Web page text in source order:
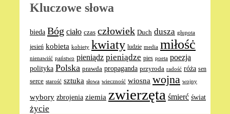
Kluczowe słowa
bieda Bóg ciało czas człowiek Duch dusza głupota
jesień kobieta kobiety kwiaty ludzie media miłośċ
nienawiść państwo pieniądz pieniądze pies poeta poezja
polityka Polska prawda propaganda przyroda radość róża sen
serce starość sztuka słowa wieczność wiosna wojna wojny
wybory zbrojenia ziemia zwierzęta śmierć świat
życie